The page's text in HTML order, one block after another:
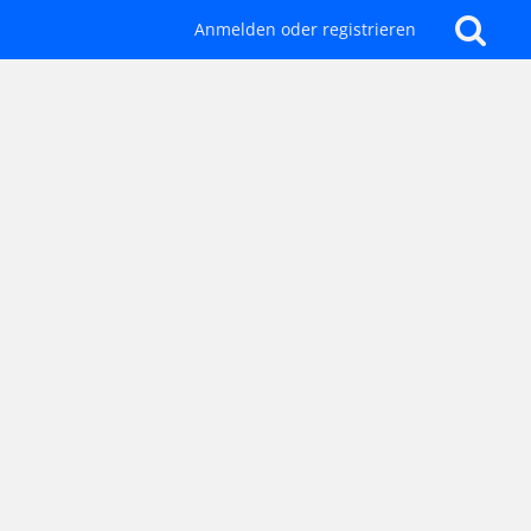
Anmelden oder registrieren